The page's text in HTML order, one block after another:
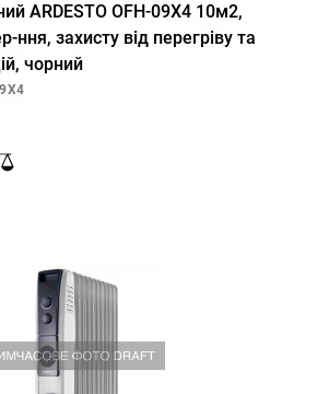
ARDESTO OFH-09X4 10м2,
ння, захисту від перегріву та
чорний